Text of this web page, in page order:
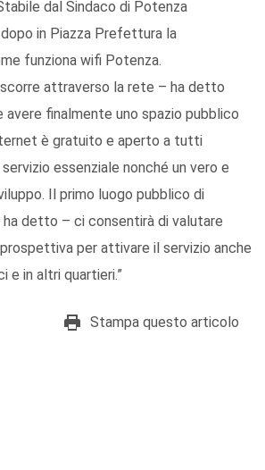
dal Sindaco di Potenza
in Piazza Prefettura la
funziona wifi Potenza.
attraverso la rete – ha detto
avere finalmente uno spazio pubblico
è gratuito e aperto a tutti
essenziale nonché un vero e
Il primo luogo pubblico di
detto – ci consentirà di valutare
per attivare il servizio anche
e in altri quartieri.”
Stampa questo articolo